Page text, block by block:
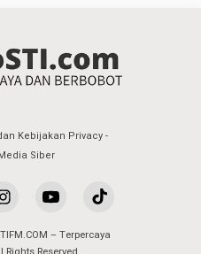
Kebijakan Privacy
Siber
– Terpercaya